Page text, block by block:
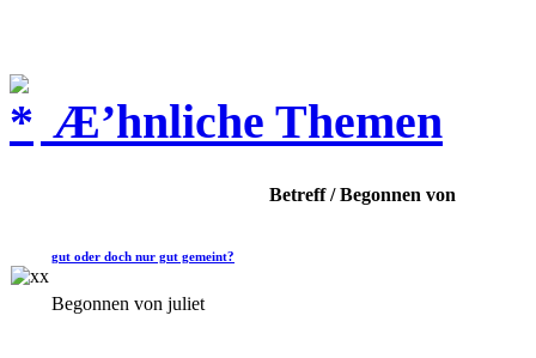
Æ’hnliche Themen
Betreff / Begonnen von
gut oder doch nur gut gemeint?
Begonnen von juliet